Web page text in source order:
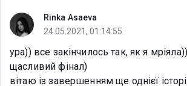
Rinka Asaeva
24.05.2021, 01:14:55
ура)) все закінчилось так, як я
щасливий фінал)
вітаю із завершенням ще однієї